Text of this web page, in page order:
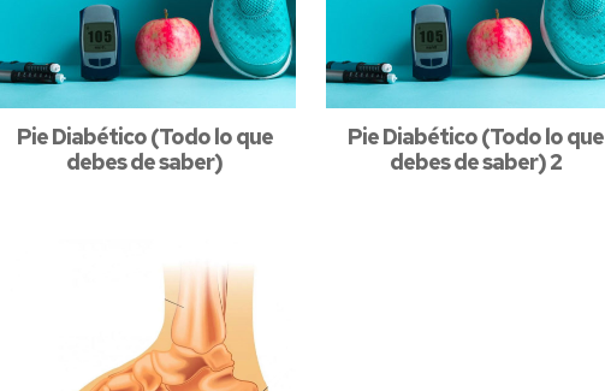
Pie Diabético (Todo lo que
debes de saber)
Pie Diabético (Todo lo que
debes de saber) 2